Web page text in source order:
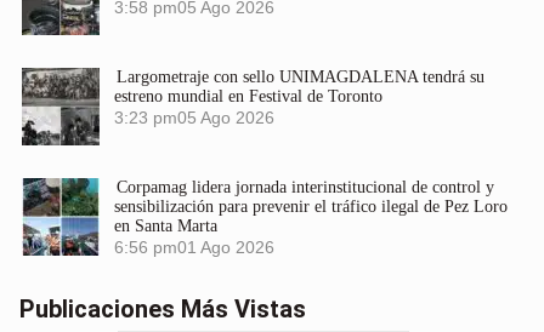
3:58 pm05 Ago 2026
Largometraje con sello UNIMAGDALENA tendrá su
estreno mundial en Festival de Toronto
3:23 pm05 Ago 2026
Corpamag lidera jornada interinstitucional de control y
sensibilización para prevenir el tráfico ilegal de Pez Loro
en Santa Marta
6:56 pm01 Ago 2026
Publicaciones Más Vistas